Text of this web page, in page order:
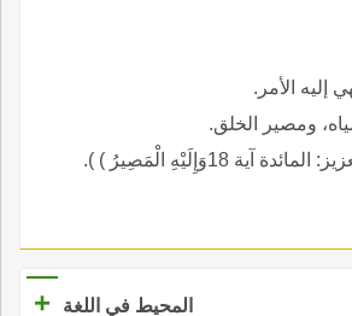
إليه الأمر.
ومصير الخلق.
آية 18وَإِلَيْهِ الْمَصِيرُ ) ).
المحيط في اللغة
+